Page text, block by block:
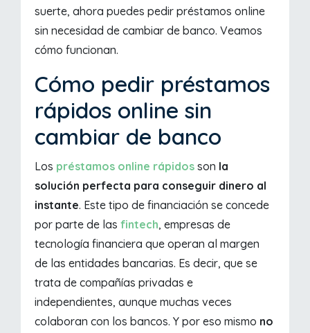
suerte, ahora puedes pedir préstamos online
sin necesidad de cambiar de banco. Veamos
cómo funcionan.
Cómo pedir préstamos
rápidos online sin
cambiar de banco
Los préstamos online rápidos son la
solución perfecta para conseguir dinero al
instante. Este tipo de financiación se concede
por parte de lasfintech, empresas de
tecnología financiera que operan al margen
de las entidades bancarias. Es decir, que se
trata de compañías privadas e
independientes, aunque muchas veces
colaboran con los bancos. Y por eso mismo no